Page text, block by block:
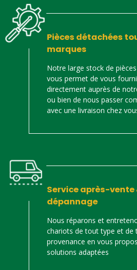
Pièces détachées
marques
Notre large stock de
vous permet de vous
directement auprès de
ou bien de nous passer
avec une livraison chez
Service après-vente
dépannage
Nous réparons et
chariots de tout type et de
provenance en vous
solutions adaptées